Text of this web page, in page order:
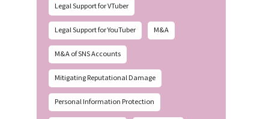
Legal Support for VTuber
Legal Support for YouTuber M&A
M&A of SNS Accounts
Mitigating Reputational Damage
Personal Information Protection